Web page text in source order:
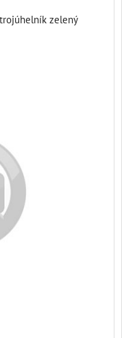
trojúhelník zelený